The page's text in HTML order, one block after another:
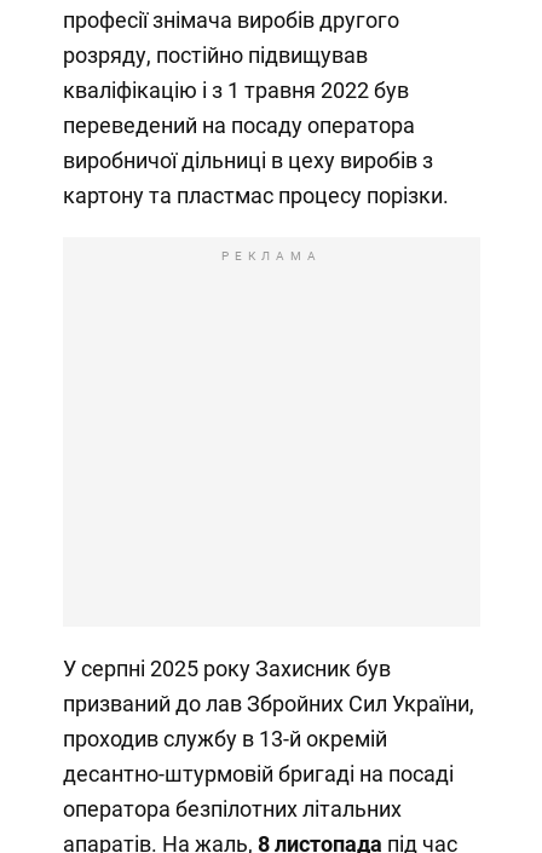
професії знімача виробів другого
розряду, постійно підвищував
кваліфікацію і з 1 травня 2022 був
переведений на посаду оператора
виробничої дільниці в цеху виробів з
картону та пластмас процесу порізки.
РЕКЛАМА
У серпні 2025 року Захисник був
призваний до лав Збройних Сил України,
проходив службу в 13-й окремій
десантно-штурмовій бригаді на посаді
оператора безпілотних літальних
апаратів. На жаль, 8 листопада під час